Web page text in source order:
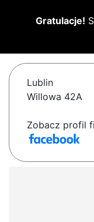
Gratulacje!
Lublin
Willowa 42A
Zobacz profil